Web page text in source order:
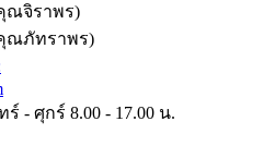
คุณจิราพร)
คุณภัทราพร)
- ศุกร์ 8.00 - 17.00 น.